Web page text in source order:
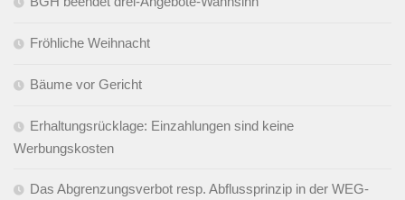
Fröhliche Weihnacht
Bäume vor Gericht
Erhaltungsrücklage: Einzahlungen sind keine
Werbungskosten
Das Abgrenzungsverbot resp. Abflussprinzip in der WEG-